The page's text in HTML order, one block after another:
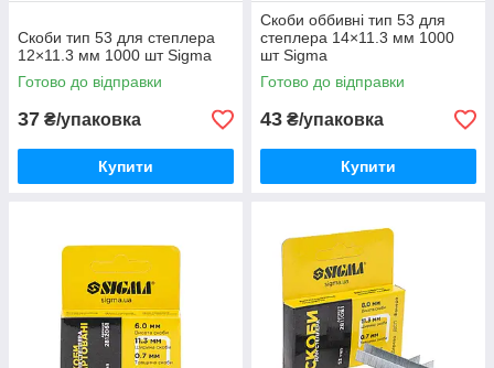
Скоби тип 53 для степлера
12×11.3 мм 1000 шт Sigma
Готово до відправки
37 ₴/упаковка
Купити
Скоби оббивні тип 53 для
степлера 14×11.3 мм 1000
шт Sigma
Готово до відправки
43 ₴/упаковка
Купити